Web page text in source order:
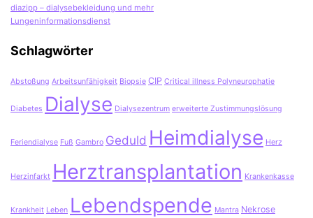
diazipp – dialysebekleidung und mehr
Lungeninformationsdienst
Schlagwörter
Abstoßung Arbeitsunfähigkeit Biopsie CIP Critical illness Polyneurophatie
Diabetes Dialyse Dialysezentrum erweiterte Zustimmungslösung
Feriendialyse Fuß Gambro Geduld Heimdialyse Herz
Herzinfarkt Herztransplantation Krankenkasse
Krankheit Leben Lebendspende Mantra Nekrose